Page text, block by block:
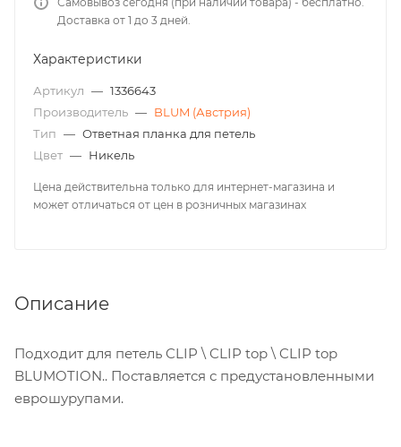
Доставка от 1 до 3 дней.
Характеристики
Артикул — 1336643
Производитель — BLUM (Австрия)
Тип — Ответная планка для петель
Цвет — Никель
Цена действительна только для интернет-магазина и
может отличаться от цен в розничных магазинах
Описание
Подходит для петель CLIP \ CLIP top \ CLIP top
BLUMOTION.. Поставляется с предустановленными
еврошурупами.